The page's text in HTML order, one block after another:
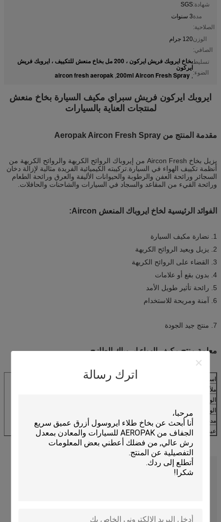
اترك رسالة
شهادة:SGS
مدة
الصلاحية:
3 سنوات
الوزن
الصافي:
120 جرام
تسليط
الضوء:
بخاخ ايروبك فريش ايركون ، 200 مل بخاخ منعش للتكييف ، ايروبك فريش
ايركون
,
200ml Aircon Fresh Spray
,
aircon fresh aeropak
ايروبك ايركون فريش سبراي مكيف السيارة بخاخ منعش
لمنتجات العناية بالسيارات
مقدمة المنتج من Aeropak Aircon Fresh Spray
يزيل بخاخ Aircon Fresh من إيروباك الروائح الكريهة والروائح الكريهة من
أنظمة تكييف الهواء في السيارة.تركيبته الكيميائية الفريدة مثالية لإزالة دخان
السجائر ورائحة العفن والرطوبة والحيوانات الأليفة والعرق ورائحة الطعام
ورائحة القيء من المقاعد والسجاد في السيارات والشاحنات والحافلات.
الفوائد الرئيسية لخاخ ايروباك المنعش Aircon:
1. نضارة مكيف السيارة
2. يزيل ويعيد الروائح الكريهة
3. القضاء على الروائح الكريهة
4. بدون بقع أو علامات
5. رائحة تأثير طويل الأمد
6. آمنة ومريحة للاستخدام
7. منتج جيد الجودة
معلمة منتج مكيف الهواء ايروباك الطازج
اسم المنتج
بخاخ ايروباك المنعش للتكييف
ملأ ML
الوزن الصافي
الوزن الإجمالي
مدة الصلاحية
3 سنوات
عينة
متاح (أرسل لنا رسالة للحصول على عينات مجانية)